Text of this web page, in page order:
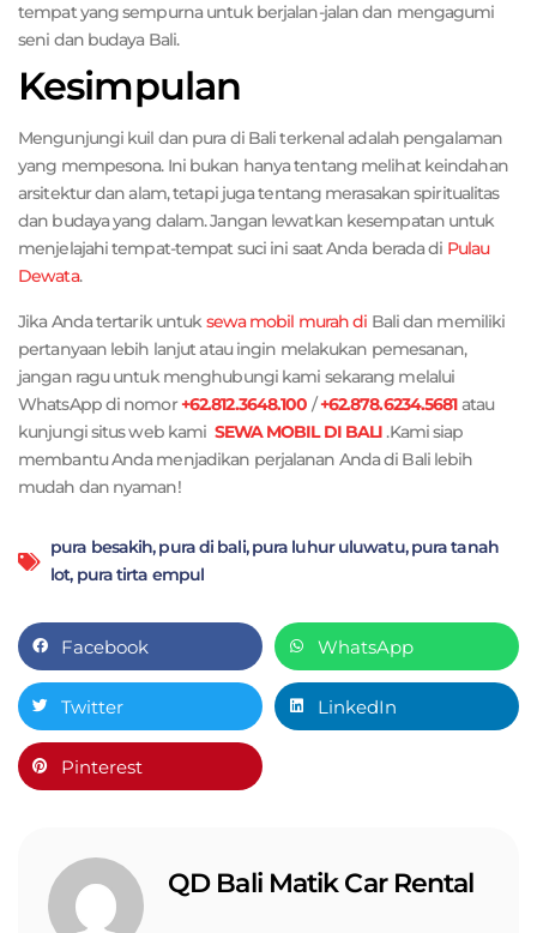
tempat yang sempurna untuk berjalan-jalan dan mengagumi
seni dan budaya Bali.
Kesimpulan
Mengunjungi kuil dan pura di Bali terkenal adalah pengalaman
yang mempesona. Ini bukan hanya tentang melihat keindahan
arsitektur dan alam, tetapi juga tentang merasakan spiritualitas
dan budaya yang dalam. Jangan lewatkan kesempatan untuk
menjelajahi tempat-tempat suci ini saat Anda berada di Pulau
Dewata.
Jika Anda tertarik untuksewa mobil murah di Bali dan memiliki
pertanyaan lebih lanjut atau ingin melakukan pemesanan,
jangan ragu untuk menghubungi kami sekarang melalui
WhatsApp di nomor+62.812.3648.100 /+62.878.6234.5681atau
kunjungi situs web kami SEWA MOBIL DI BALI.Kami siap
membantu Anda menjadikan perjalanan Anda di Bali lebih
mudah dan nyaman!
pura besakih,pura di bali,pura luhur uluwatu,pura tanah
lot, pura tirta empul
Facebook WhatsApp
Twitter LinkedIn
Pinterest
QD Bali Matik Car Rental